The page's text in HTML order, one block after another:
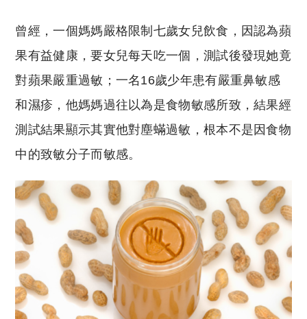
曾經，一個媽媽嚴格限制七歲女兒飲食，因認為蘋
果有益健康，要女兒每天吃一個，測試後發現她竟
對蘋果嚴重過敏；一名16歲少年患有嚴重鼻敏感
和濕疹，他媽媽過往以為是食物敏感所致，結果經
測試結果顯示其實他對塵蟎過敏，根本不是因食物
中的致敏分子而敏感。